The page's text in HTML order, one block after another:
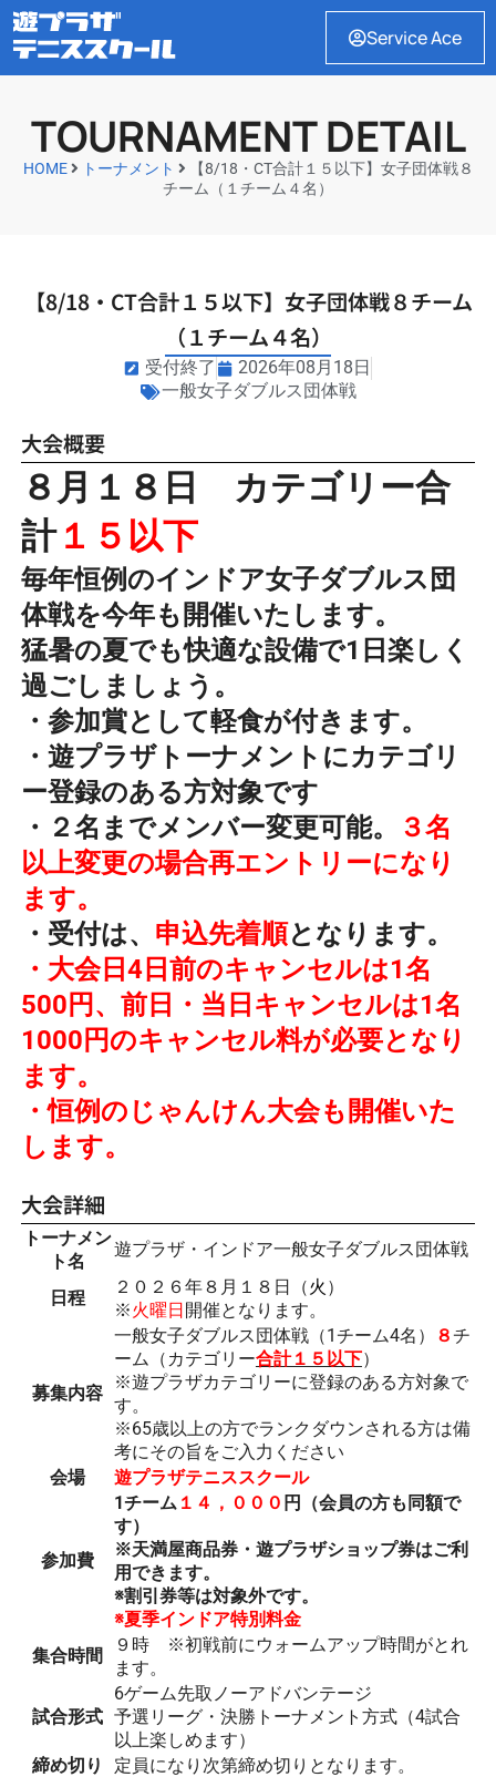
Service Ace
TOURNAMENT DETAIL
HOME トーナメント
【8/18・CT合計１５以下】女子団体戦８
チーム（１チーム４名）
【8/18・CT合計１５以下】女子団体戦８チーム
（１チーム４名）
受付終了
2026年08月18日
一般女子ダブルス団体戦
大会概要
８月１８ 日 カテゴリー合
計１５以下
毎年恒例のインドア女子ダブルス団
体戦を今年も開催いたします。
猛暑の夏でも快適な設備で1日楽しく
過ごしましょう。
・参加賞として軽食が付きます。
・遊プラザトーナメントにカテゴリ
ー登録のある方対象です
・２名までメンバー変更可能。
３名
以上変更の場合再エントリーになり
ます。
・受付は、 申込先着順となります。
・大会日4日前のキャンセルは1名
500円、前日・当日キャンセルは1名
1000円のキャンセル料が必要となり
ます。
・恒例のじゃんけん大会も開催いた
します。
大会詳細
トーナメン
ト名
遊プラザ・インドア一般女子ダブルス団体戦
日程
２０２６年８月１８日（火 ）
※火曜日 開催となります。
募集内容
一般女子ダブルス団体戦（1チーム4名） ８チ
ーム（カテゴリー合計１５以下）
※遊プラザカテゴリーに登録のある方対象で
す。
※65歳以上の方でランクダウンされる方は備
考にその旨をご入力ください
会場
遊プラザテニススクール
参加費
1チーム１４，０００ 円（会員の方も同額で
す）
※天満屋商品券・遊プラザショップ券はご利
用できます。
※割引券等は対象外です。
※夏季インドア特別料金
集合時間
９時 ※初戦前にウォームアップ時間がとれ
ます。
試合形式
6ゲーム先取ノーアドバンテージ
予選リーグ・決勝トーナメント方式（4試合
以上楽しめます）
締め切り
定員になり次第締め切りとなります。